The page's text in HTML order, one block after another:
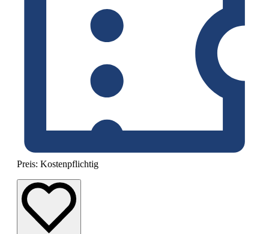
Preis: Kostenpflichtig